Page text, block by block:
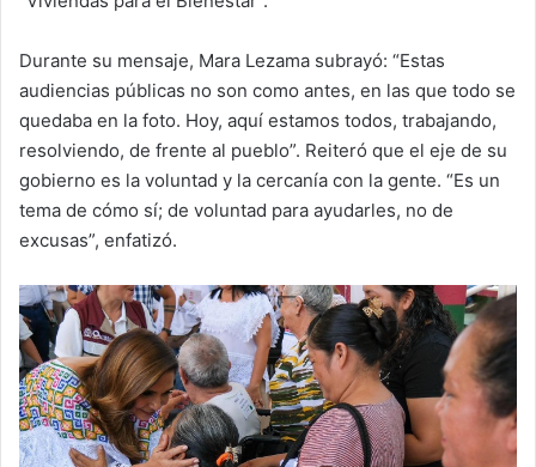
Durante su mensaje, Mara Lezama subrayó: “Estas
audiencias públicas no son como antes, en las que todo se
quedaba en la foto. Hoy, aquí estamos todos, trabajando,
resolviendo, de frente al pueblo”. Reiteró que el eje de su
gobierno es la voluntad y la cercanía con la gente. “Es un
tema de cómo sí; de voluntad para ayudarles, no de
excusas”, enfatizó.